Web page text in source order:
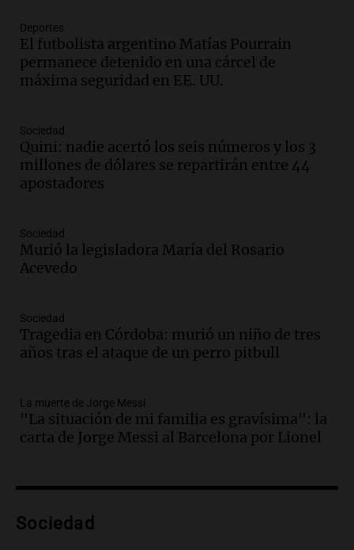
Audio.
recuerdo del paso de Juan Pablo II: "Te
traspasaba con la mirada"
Amamos los Domingos
Audio.
un imperdible cordobés para los
amantes de la astronomía
Amamos los Domingos
la historia del club de Irlanda
revolucionado por hinchas argentinos
Amamos los Domingos
Audio.
argentino regresa al país tras conflicto
con Brasil
Audio.Bomberos asisten a senderista
con fractura de tobillo en refugio Doña
Rosa
Episodios
investigación internacional sobre asma
Deportes
El futbolista argentino Matías Pourrain
permanece detenido en una cárcel de
máxima seguridad en EE. UU.
Sociedad
Quini: nadie acertó los seis números y los 3
millones de dólares se repartirán entre 44
apostadores
Sociedad
Murió la legisladora María del Rosario
Acevedo
Sociedad
Tragedia en Córdoba: murió un niño de tres
años tras el ataque de un perro pitbull
La muerte de Jorge Messi
"La situación de mi familia es gravísima": la
carta de Jorge Messi al Barcelona por Lionel
Sociedad